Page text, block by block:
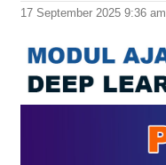
17 September 2025 9:36 am